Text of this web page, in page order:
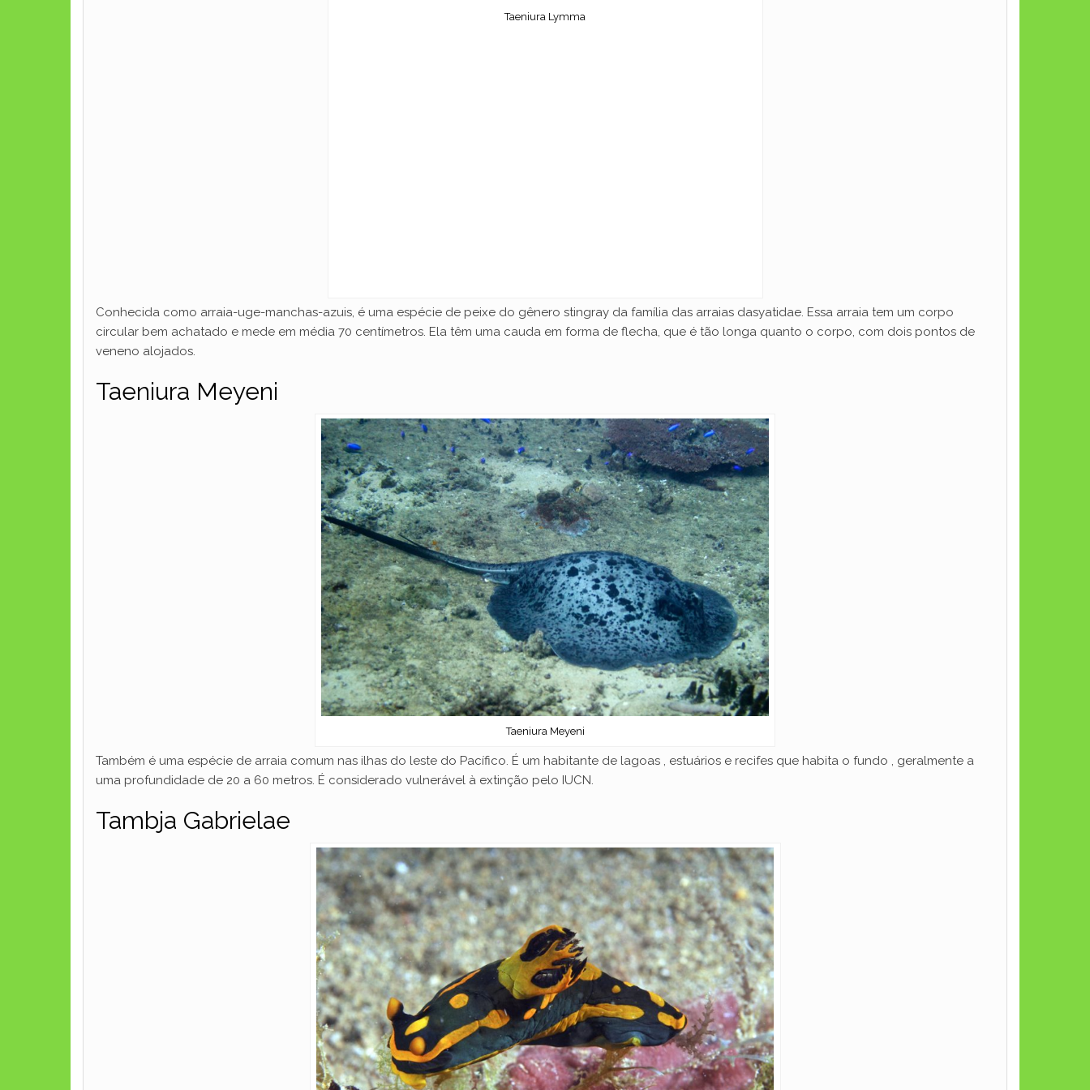
Taeniura Lymma
Conhecida como arraia-uge-manchas-azuis, é uma espécie de peixe do gênero stingray da família das arraias dasyatidae. Essa arraia tem um corpo
circular bem achatado e mede em média 70 centímetros. Ela têm uma cauda em forma de flecha, que é tão longa quanto o corpo, com dois pontos de
veneno alojados.
Taeniura Meyeni
Taeniura Meyeni
Também é uma espécie de arraia comum nas ilhas do leste do Pacífico. É um habitante de lagoas , estuários e recifes que habita o fundo , geralmente a
uma profundidade de 20 a 60 metros. É considerado vulnerável à extinção pelo IUCN.
Tambja Gabrielae